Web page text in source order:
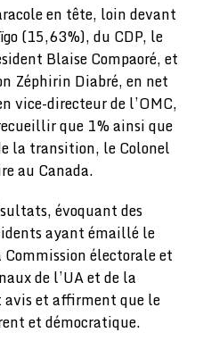
en tête, loin devant
(15,63%), du CDP, le
Blaise Compaoré, et
Zéphirin Diabré, en net
vice-directeur de l’OMC,
que 1% ainsi que
la transition, le Colonel
au Canada.
évoquant des
ayant émaillé le
électorale et
de l’UA et de la
avis et affirment que le
et démocratique.